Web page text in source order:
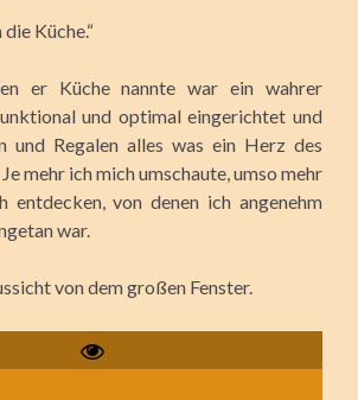
Küche.“
er Küche nannte war ein wahrer
und optimal eingerichtet und
und Regalen alles was ein Herz des
mehr ich mich umschaute, umso mehr
entdecken, von denen ich angenehm
war.
von dem großen Fenster.